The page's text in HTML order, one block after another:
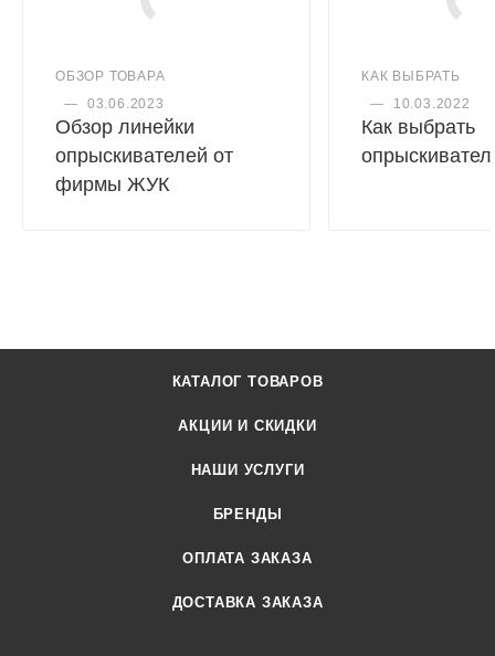
ОБЗОР ТОВАРА
—
03.06.2023
Обзор линейки
опрыскивателей от
фирмы ЖУК
КАК ВЫБРАТЬ
—
10.03.2022
Как выбрать
КАТАЛОГ ТОВАРОВ
АКЦИИ И СКИДКИ
НАШИ УСЛУГИ
БРЕНДЫ
ОПЛАТА ЗАКАЗА
ДОСТАВКА ЗАКАЗА